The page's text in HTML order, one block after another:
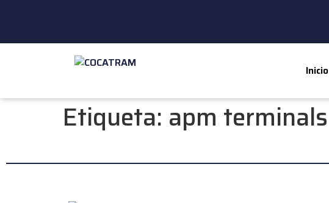
Inicio
Etiqueta: apm terminals